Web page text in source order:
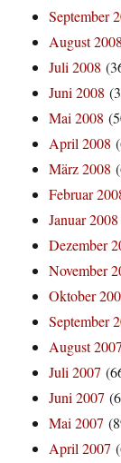
September
August 2008
Juli 2008
Juni 2008
Mai 2008
April 2008
März 2008
Februar
Januar 2008
Dezember
November
Oktober
September
August 2007
Juli 2007
Juni 2007
Mai 2007
April 2007